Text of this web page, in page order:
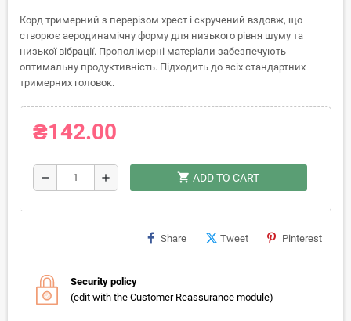
Корд тримерний з перерізом хрест і скручений вздовж, що
створює аеродинамічну форму для низького рівня шуму та
низької вібрації. Прополімерні матеріали забезпечують
оптимальну продуктивність. Підходить до всіх стандартних
тримерних головок.
₴142.00
remove add shopping_cart ADD TO CART
Share Tweet Pinterest
Security policy
(edit with the Customer Reassurance module)